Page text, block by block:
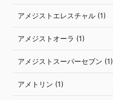
アメジストエレスチャル (1)
アメジストオーラ (1)
アメジストスーパーセブン (1)
アメトリン (1)